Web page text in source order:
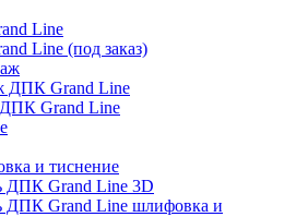
Line
Line (под заказ)
ДПК Grand Line
ДПК Grand Line
и тиснение
ДПК Grand Line 3D
ДПК Grand Line шлифовка и